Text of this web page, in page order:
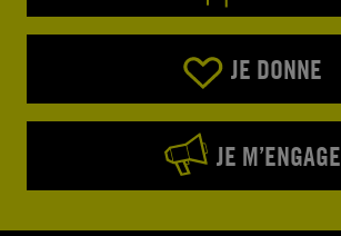
JE DONNE
JE M’ENGAGE